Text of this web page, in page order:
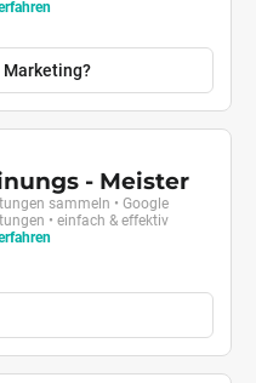
- Meister
sammeln • Google
• einfach & effektiv